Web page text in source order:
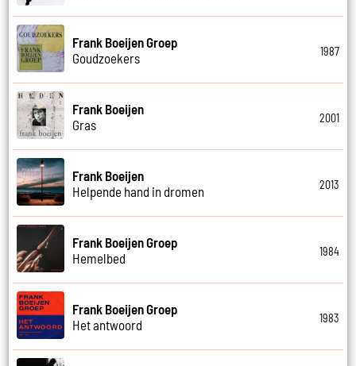
Frank Boeijen Groep
Goudzoekers
1987
Frank Boeijen
Gras
2001
Frank Boeijen
Helpende hand in dromen
2013
Frank Boeijen Groep
Hemelbed
1984
Frank Boeijen Groep
Het antwoord
1983